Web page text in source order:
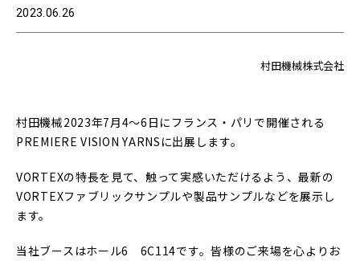
2023.06.26
村田機械株式会社
村田機械2023年7月4～6日にフランス・パリで開催される
PREMIERE VISION YARNSに出展します。
VORTEXの特長を見て、触って実感いただけるよう、最新の
VORTEXファブリックサンプルや製品サンプルなどを展示し
ます。
当社ブースはホール6 6C114です。皆様のご来場を心よりお